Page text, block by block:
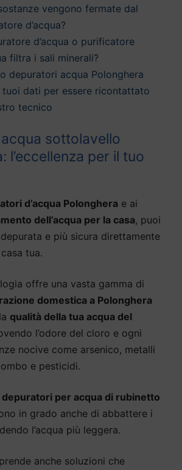
vengono fermate dal
d’acqua?
d’acqua o purificatore
filtra i sali minerali?
depuratori acqua Polonghera
tuoi dati per essere ricontattato
tecnico
sottolavello
l’eccellenza per il tuo
d’acqua Polonghera e ai
dell’acqua per la casa, puoi
e più sicura direttamente
tua.
offre una vasta gamma di
domestica a Polonghera
qualità della tua acqua del
l’odore del cloro e ogni
nocive come arsenico, metalli
e pesticidi.
depuratori per acqua di rubinetto
in grado anche di abbattere i
l’acqua più leggera.
anche soluzioni che